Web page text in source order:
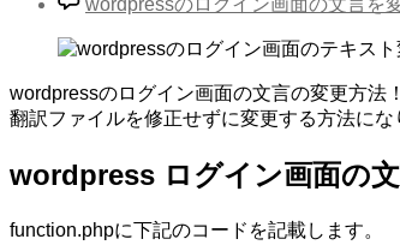
wordpressのログイン画面の文言の変更方法！
翻訳ファイルを修正せずに変更する方法にな
wordpress ログイン画面の
function.phpに下記のコードを記載します。